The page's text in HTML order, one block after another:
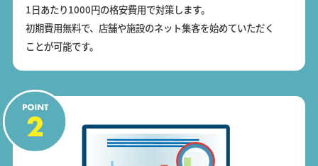
1日あたり1000円の格安費用で対策します。
初期費用無料で、店舗や施設のネット集客を始めていただく
ことが可能です。